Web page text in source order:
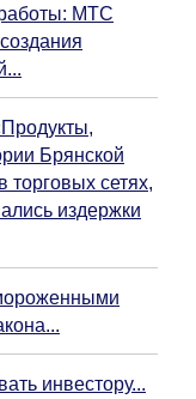
МТС
Брянской
торговых сетях,
издержки
инвестору...